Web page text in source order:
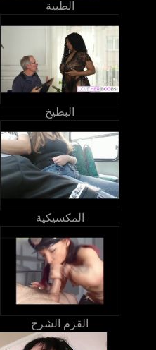
الطبية
البطيخ
المكسيكية
القزم الشرج